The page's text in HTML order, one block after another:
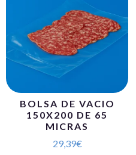
BOLSA DE VACIO
150X200 DE 65
MICRAS
29,39€